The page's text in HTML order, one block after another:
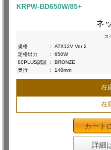
KRPW-BD650W/85+
ネ
ス
規格
:
ATX12V Ver 2
定格出力
:
650W
80PLUS認証 :
BRONZE
奥行
: 140mm
在
在
カート
詳細